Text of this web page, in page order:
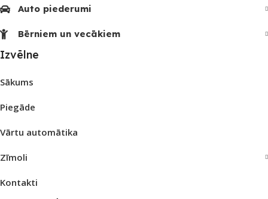
Auto piederumi
Bērniem un vecākiem
Izvēlne
Sākums
Piegāde
Vārtu automātika
Zīmoli
Kontakti